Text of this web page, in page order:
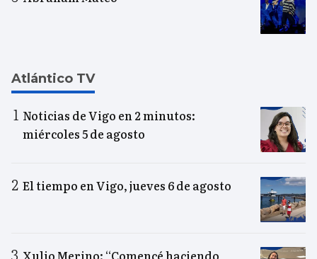
Atlántico TV
Noticias de Vigo en 2 minutos:
miércoles 5 de agosto
El tiempo en Vigo, jueves 6 de agosto